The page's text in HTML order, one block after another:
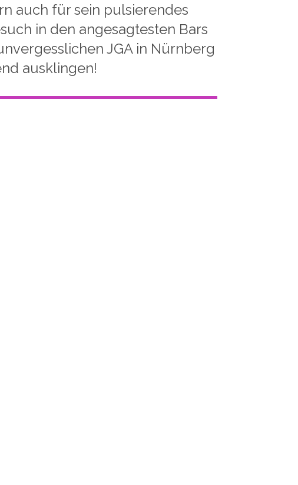
auch für sein pulsierendes
in den angesagtesten Bars
JGA in Nürnberg
ausklingen!